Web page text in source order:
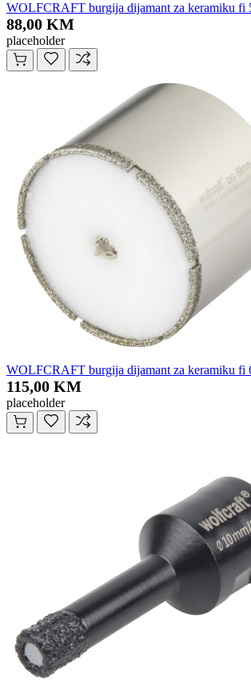
WOLFCRAFT burgija dijamant za keramiku fi
88,00 KM
placeholder
WOLFCRAFT burgija dijamant za keramiku fi
115,00 KM
placeholder